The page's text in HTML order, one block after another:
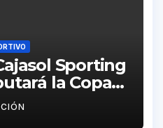
Sporting
la Copa
el Estadio
Sánchez